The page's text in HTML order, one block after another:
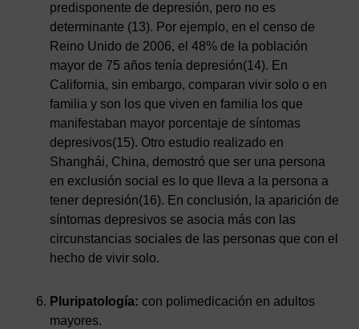
predisponente de depresión, pero no es
determinante (13). Por ejemplo, en el censo de
Reino Unido de 2006, el 48% de la población
mayor de 75 años tenía depresión(14). En
California, sin embargo, comparan vivir solo o en
familia y son los que viven en familia los que
manifestaban mayor porcentaje de síntomas
depresivos(15). Otro estudio realizado en
Shanghái, China, demostró que ser una persona
en exclusión social es lo que lleva a la persona a
tener depresión(16). En conclusión, la aparición de
síntomas depresivos se asocia más con las
circunstancias sociales de las personas que con el
hecho de vivir solo.
Pluripatología: con polimedicación en adultos
mayores.